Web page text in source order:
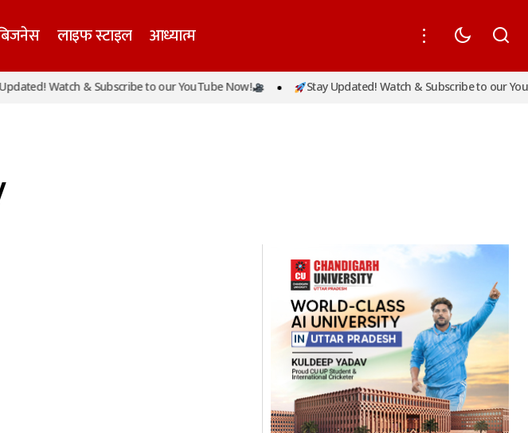
लाइफ स्टाइल आध्यात्म
Watch & Subscribe to our YouTube Now! Stay Updated! Watch & Subscribe to our